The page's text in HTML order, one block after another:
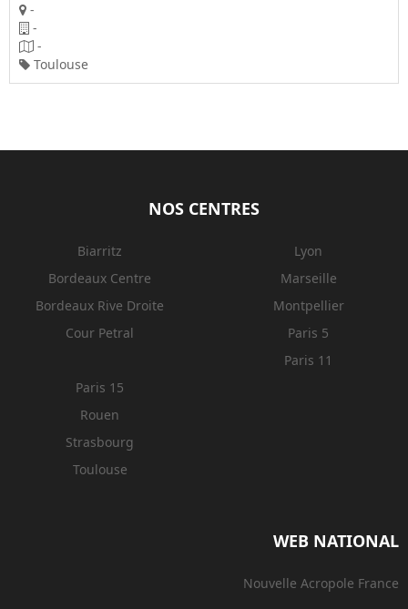
-
-
-
Toulouse
NOS CENTRES
Biarritz
Bordeaux Centre
Bordeaux Rive Droite
Cour Petral
Lyon
Marseille
Montpellier
Paris 5
Paris 11
Paris 15
Rouen
Strasbourg
Toulouse
WEB NATIONAL
Nouvelle Acropole France